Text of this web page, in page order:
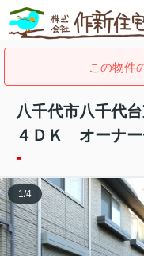
この物件
八千代市八千代
４ＤＫ オーナー
-
1/4